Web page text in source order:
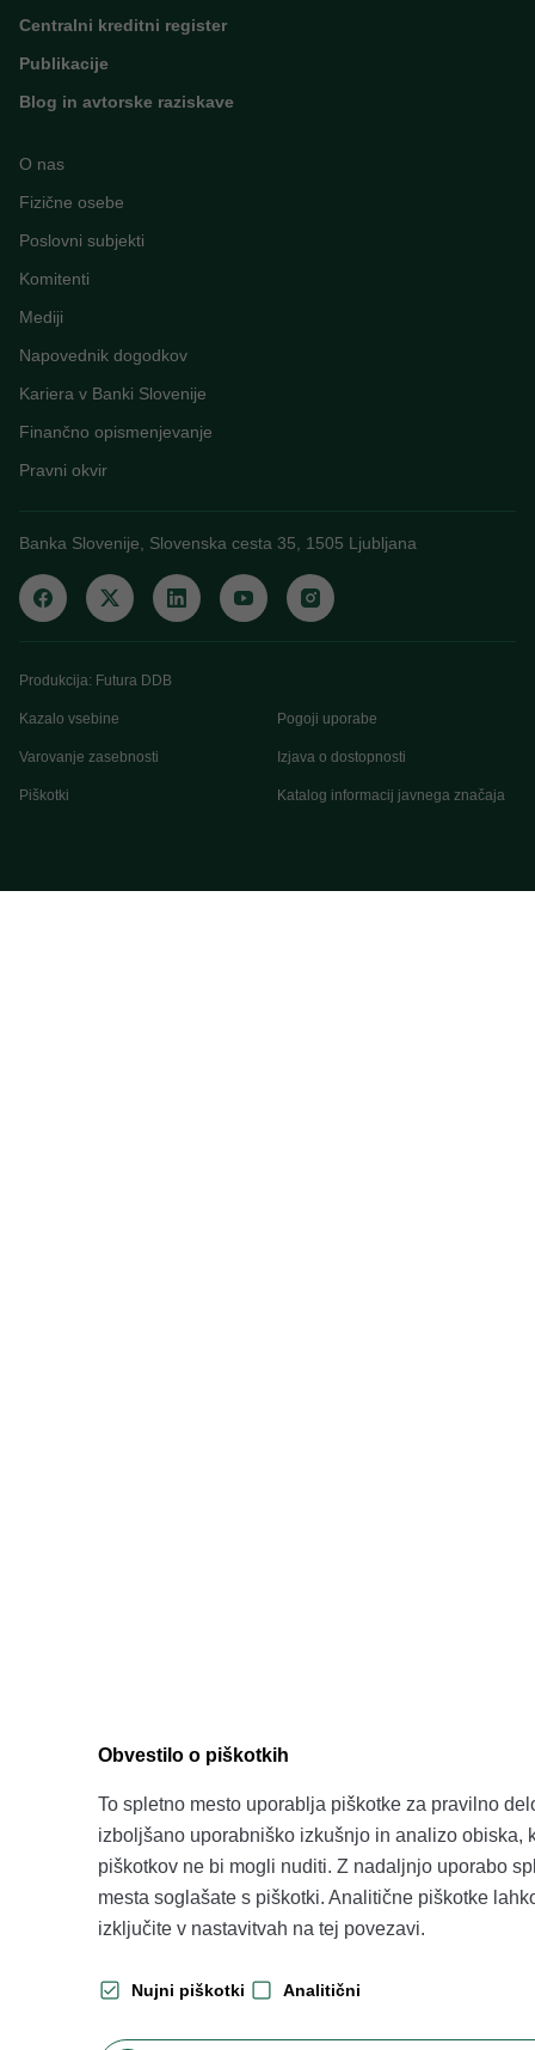
Centralni kreditni register
Publikacije
Blog in avtorske raziskave
O nas
Fizične osebe
Poslovni subjekti
Komitenti
Mediji
Napovednik dogodkov
Kariera v Banki Slovenije
Finančno opismenjevanje
Pravni okvir
Banka Slovenije, Slovenska cesta 35, 1505 Ljubljana
Produkcija: Futura DDB
Kazalo vsebine Pogoji uporabe
Varovanje zasebnosti Izjava o dostopnosti
Piškotki Katalog informacij javnega značaja
Obvestilo o piškotkih
To spletno mesto uporablja piškotke za pravilno
izboljšano uporabniško izkušnjo in analizo obiska,
piškotkov ne bi mogli nuditi. Z nadaljnjo uporabo
mesta soglašate s piškotki. Analitične piškotke
izključite v nastavitvah na tej povezavi.
Nujni piškotki Analitični